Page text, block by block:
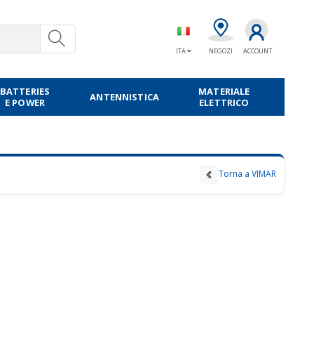
ITA NEGOZI ACCOUNT
BATTERIES
E POWER
ANTENNISTICA
MATERIALE
ELETTRICO
Torna a VIMAR